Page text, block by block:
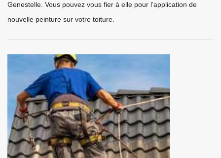
Genestelle. Vous pouvez vous fier à elle pour l’application de
nouvelle peinture sur votre toiture.